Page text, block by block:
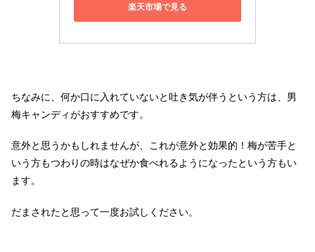
楽天市場で見る
ちなみに、何か口に入れていないと吐き気が伴うという方は、男
梅キャンディがおすすめです。
意外と思うかもしれませんが、これが意外と効果的！梅が苦手と
いう方もつわりの時はなぜか食べれるようになったという方もい
ます。
だまされたと思って一度お試しください。